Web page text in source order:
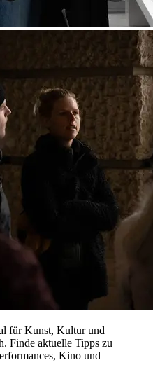
für Kunst, Kultur und
Finde aktuelle Tipps zu
Kino und